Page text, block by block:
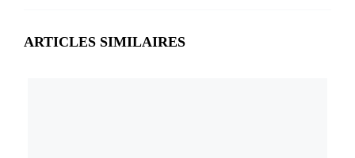
ARTICLES SIMILAIRES